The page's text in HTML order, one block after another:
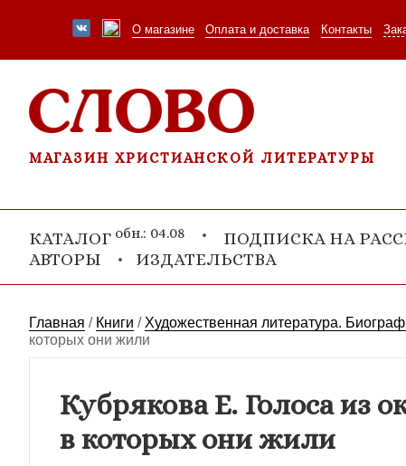
О магазине Оплата и доставка Контакты
МАГАЗИН ХРИСТИАНСКОЙ ЛИТЕРАТУРЫ
КАТАЛОГ обн.: 04.08 ПОДПИСКА НА
АВТОРЫ
ИЗДАТЕЛЬСТВА
Главная / Книги / Художественная литература.
которых они жили
Кубрякова Е. Голоса из
в которых они жили